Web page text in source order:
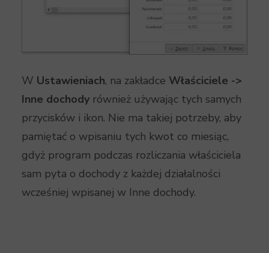
W Ustawieniach, na zakładce Właściciele ->
Inne dochody również używając tych samych
przycisków i ikon. Nie ma takiej potrzeby, aby
pamiętać o wpisaniu tych kwot co miesiąc,
gdyż program podczas rozliczania właściciela
sam pyta o dochody z każdej działalności
wcześniej wpisanej w Inne dochody.